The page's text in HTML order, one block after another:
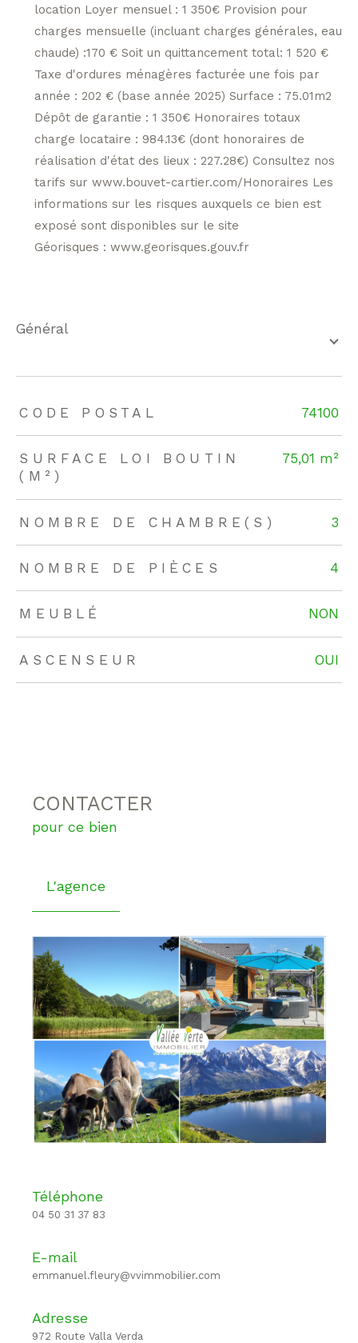
location Loyer mensuel : 1 350€ Provision pour
charges mensuelle (incluant charges générales, eau
chaude) :170 € Soit un quittancement total: 1 520 €
Taxe d'ordures ménagères facturée une fois par
année : 202 € (base année 2025) Surface : 75.01m2
Dépôt de garantie : 1 350€ Honoraires totaux
charge locataire : 984.13€ (dont honoraires de
réalisation d'état des lieux : 227.28€) Consultez nos
tarifs sur www.bouvet-cartier.com/Honoraires Les
informations sur les risques auxquels ce bien est
exposé sont disponibles sur le site
Géorisques : www.georisques.gouv.fr
général
TRAD_ZEPHYR_Caracteristique TRAD_ZEPHYR_Valeurs
CODE POSTAL 74100
SURFACE LOI BOUTIN
(M²)
75,01 m²
NOMBRE DE CHAMBRE(S) 3
NOMBRE DE PIÈCES 4
MEUBLÉ NON
ASCENSEUR OUI
CONTACTER
pour ce bien
L'agence
Téléphone
04 50 31 37 83
E-mail
emmanuel.fleury@vvimmobilier.com
Adresse
972 Route Valla Verda